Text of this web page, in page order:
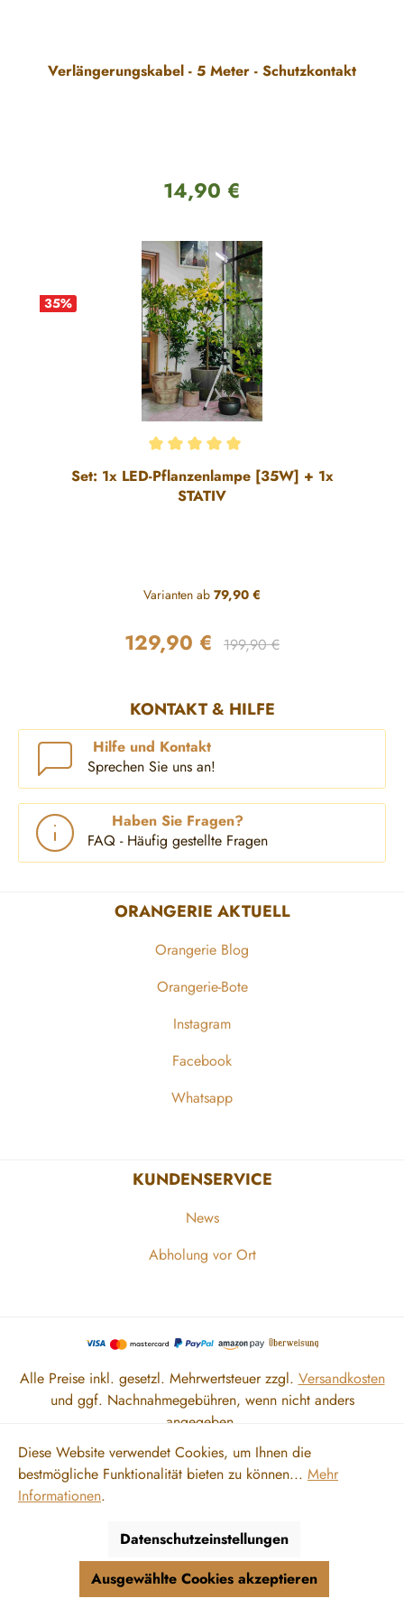
Verlängerungskabel - 5 Meter - Schutzkontakt
Regulärer Preis:
14,90 €
35%
Durchschnittliche Bewertung von 5 von 5 Sternen
Set: 1x LED-Pflanzenlampe [35W] + 1x
STATIV
Varianten ab 79,90 €
Verkaufspreis:
129,90 € Regulärer Preis:
199,90 €
KONTAKT & HILFE
Hilfe und Kontakt
Sprechen Sie uns an!
Haben Sie Fragen?
FAQ - Häufig gestellte Fragen
ORANGERIE AKTUELL
Orangerie Blog
Orangerie-Bote
Instagram
Facebook
Whatsapp
KUNDENSERVICE
News
Abholung vor Ort
Alle Preise inkl. gesetzl. Mehrwertsteuer zzgl. Versandkosten
und ggf. Nachnahmegebühren, wenn nicht anders
angegeben.
Zahlung und Versand
© 2026 Meine Orangerie Vertriebs GmbH
Diese Website verwendet Cookies, um Ihnen die
bestmögliche Funktionalität bieten zu können... Mehr
Informationen.
Datenschutzeinstellungen
Ausgewählte Cookies akzeptieren